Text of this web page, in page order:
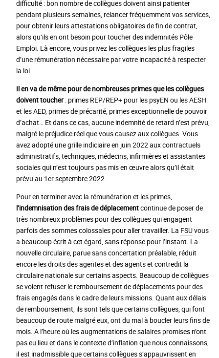
difficulté : bon nombre de collègues doivent ainsi patienter
pendant plusieurs semaines, relancer fréquemment vos services,
pour obtenir leurs attestations obligatoires de fin de contrat,
alors qu’ils en ont besoin pour toucher des indemnités Pôle
Emploi. Là encore, vous privez les collègues les plus fragiles
d’une rémunération nécessaire par votre incapacité à respecter
la loi.
Il en va de même pour de nombreuses primes que les collègues
doivent toucher: primes REP/REP+ pour les psyEN ou les AESH
et les AED, primes de précarité, primes exceptionnelle de pouvoir
d’achat… Et dans ce cas, aucune indemnité de retard n’est prévu,
malgré le préjudice réel que vous causez aux collègues. Vous
avez adopté une grille indiciaire en juin 2022 aux contractuels
administratifs, techniques, médecins, infirmières et assistantes
sociales qui n’est toujours pas mis en œuvre alors qu’il était
prévu au 1er septembre 2022.
Pour en terminer avec la rémunération et les primes,
l’indemnisation des frais de déplacementcontinue de poser de
très nombreux problèmes pour des collègues qui engagent
parfois des sommes colossales pour aller travailler. La FSUvous
a beaucoup écrit à cet égard, sans réponse pour l’instant. La
nouvelle circulaire, parue sans concertation préalable, réduit
encore les droits des agentes et des agents et contredit la
circulaire nationale sur certains aspects. Beaucoup de collègues
se voient refuser le remboursement de déplacements pour des
frais engagés dans le cadre de leurs missions. Quant aux délais
de remboursement, ils sont tels que certains collègues, qui font
beaucoup de route malgré eux, ont du mal à boucler leurs fins de
mois. A l’heure où les augmentations de salaires promises n’ont
pas eu lieu et dans le contexte d’inflation que nous connaissons,
il est inadmissible que certains collègues s’appauvrissent en